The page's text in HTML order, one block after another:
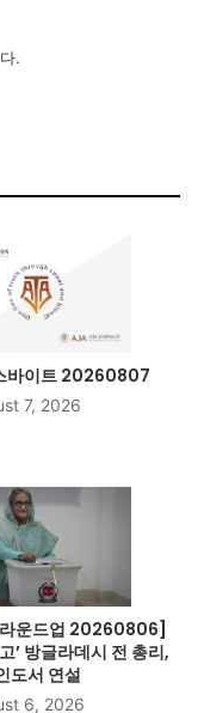
.
바이트 20260807
7, 2026
운드업 20260806]
’ 방글라데시 전 총리,
도서 연설
6, 2026